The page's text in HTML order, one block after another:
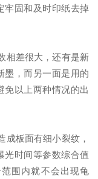
牢固和及时印纸去掉
相差很大，还有是新
墨，而另一面是用的
免以上两种情况的出
成板面有细小裂纹，
光时间等参数综合值
围内就不会出现龟